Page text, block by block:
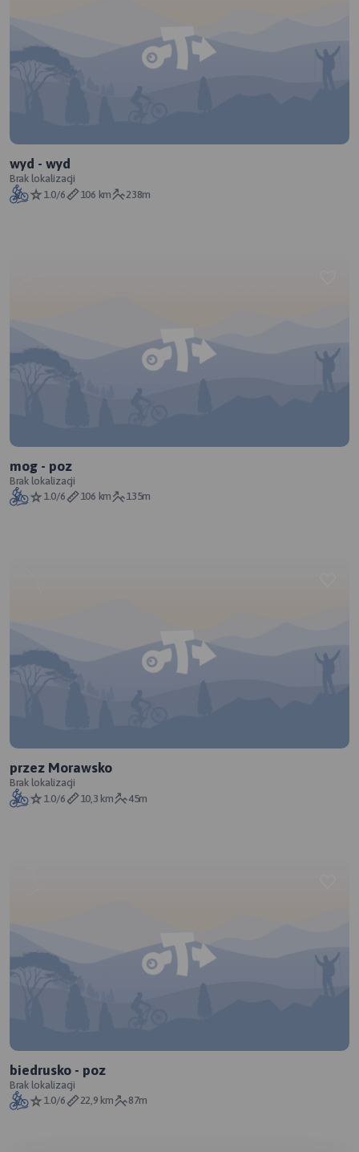
wyd - wyd
Brak lokalizacji
1.0/6
106 km 238m
mog - poz
Brak lokalizacji
1.0/6
106 km 135m
przez Morawsko
Brak lokalizacji
1.0/6
10,3 km 45m
biedrusko - poz
Brak lokalizacji
1.0/6
22,9 km 87m